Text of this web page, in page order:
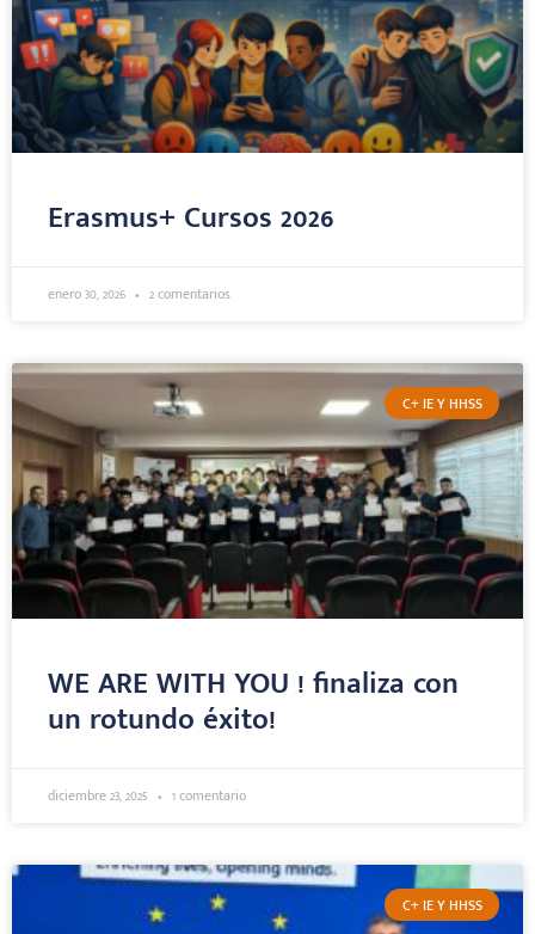
Erasmus+ Cursos 2026
enero 30, 2026 2 comentarios
C+ IE Y HHSS
WE ARE WITH YOU ! finaliza con
un rotundo éxito!
diciembre 23, 2025 1 comentario
C+ IE Y HHSS